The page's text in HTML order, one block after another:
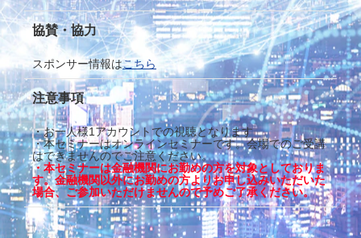
協賛・協力
スポンサー情報はこちら
注意事項
・お一人様1アカウントでの視聴となります
・本セミナーはオンラインセミナーです。会場でのご受講
はできませんのでご注意ください。
・本セミナーは金融機関にお勤めの方を対象としておりま
す。金融機関以外にお勤めの方よりお申し込みいただいた
場合、ご参加いただけませんので予めご了承ください。